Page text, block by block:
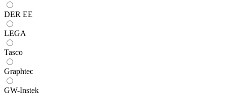
DER EE
LEGA
Tasco
Graphtec
GW-Instek